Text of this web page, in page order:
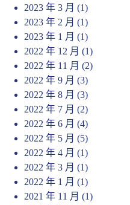
2023 年 3 月 (1)
2023 年 2 月 (1)
2023 年 1 月 (1)
2022 年 12 月 (1)
2022 年 11 月 (2)
2022 年 9 月 (3)
2022 年 8 月 (3)
2022 年 7 月 (2)
2022 年 6 月 (4)
2022 年 5 月 (5)
2022 年 4 月 (1)
2022 年 3 月 (1)
2022 年 1 月 (1)
2021 年 11 月 (1)